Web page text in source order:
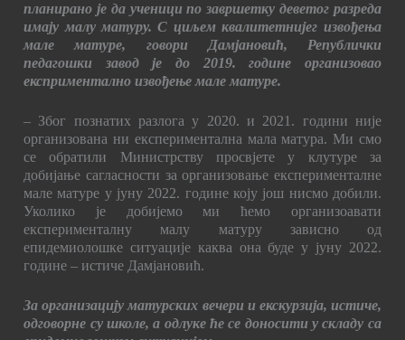
планирано је да ученици по завршетку деветог разреда
имају малу матуру. С циљем квалитетнијег извођења
мале матуре, говори Дамјановић, Републички
педагошки завод је до 2019. године организовао
експриментално извођење мале матуре.
– Због познатих разлога у 2020. и 2021. години није
организована ни експериментална мала матура. Ми смо
се обратили Министрству просвјете у клутуре за
добијање сагласности за организовање експерименталне
мале матуре у јуну 2022. године коју још нисмо добили.
Уколико је добијемо ми ћемо организоавати
експерименталну малу матуру зависно од
епидемиолошке ситуације каква она буде у јуну 2022.
године – истиче Дамјановић.
За организацију матурских вечери и екскурзија, истиче,
одговорне су школе, а одлуке ће се доносити у складу са